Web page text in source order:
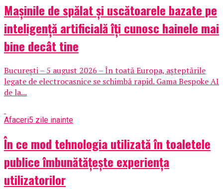
Mașinile de spălat și uscătoarele bazate pe
inteligență artificială îți cunosc hainele mai
bine decât tine
București – 5 august 2026 – În toată Europa, așteptările
legate de electrocasnice se schimbă rapid. Gama Bespoke AI
de la...
Afaceri5 zile inainte
În ce mod tehnologia utilizată în toaletele
publice îmbunătățește experiența
utilizatorilor